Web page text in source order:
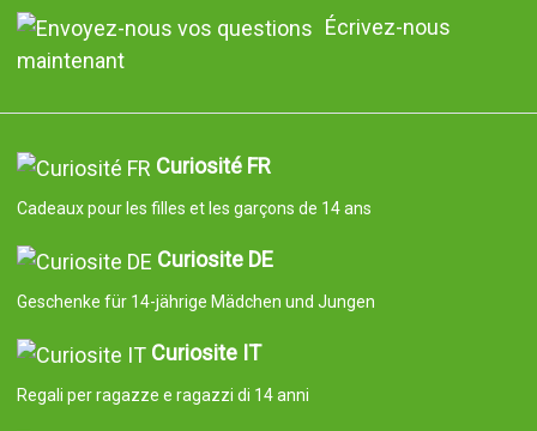
Écrivez-nous
maintenant
Curiosité FR
Cadeaux pour les filles et les garçons de 14 ans
Curiosite DE
Geschenke für 14-jährige Mädchen und Jungen
Curiosite IT
Regali per ragazze e ragazzi di 14 anni